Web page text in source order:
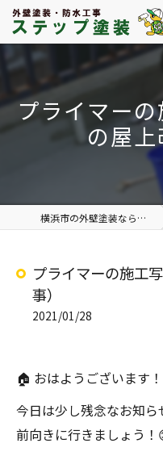
プライマー
の屋
横浜市の外壁塗装なら有限会社ステップ塗装
プライマーの施工
事）
2021/01/28
🏠 おはようございます！
今日は少し残念なお知ら
前向きに行きましょう！